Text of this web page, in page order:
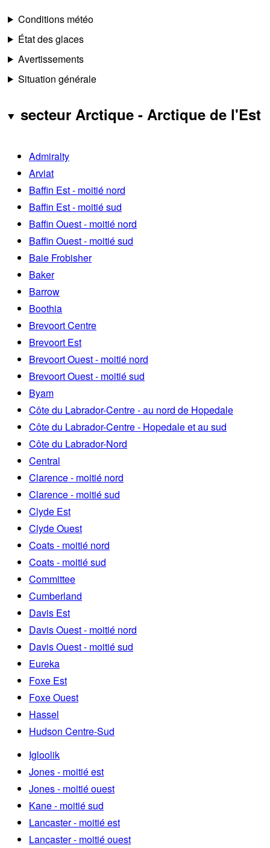
Conditions météo
État des glaces
Avertissements
Situation générale
secteur Arctique - Arctique de l'Est
Admiralty
Arviat
Baffin Est - moitié nord
Baffin Est - moitié sud
Baffin Ouest - moitié nord
Baffin Ouest - moitié sud
Baie Frobisher
Baker
Barrow
Boothia
Brevoort Centre
Brevoort Est
Brevoort Ouest - moitié nord
Brevoort Ouest - moitié sud
Byam
Côte du Labrador-Centre - au nord de Hopedale
Côte du Labrador-Centre - Hopedale et au sud
Côte du Labrador-Nord
Central
Clarence - moitié nord
Clarence - moitié sud
Clyde Est
Clyde Ouest
Coats - moitié nord
Coats - moitié sud
Committee
Cumberland
Davis Est
Davis Ouest - moitié nord
Davis Ouest - moitié sud
Eureka
Foxe Est
Foxe Ouest
Hassel
Hudson Centre-Sud
Igloolik
Jones - moitié est
Jones - moitié ouest
Kane - moitié sud
Lancaster - moitié est
Lancaster - moitié ouest